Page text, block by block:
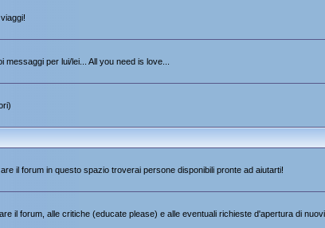
per lui/lei... All you need is love...
il forum in questo spazio troverai persone disponibili pronte ad aiutarti!
il forum, alle critiche (educate please) e alle eventuali richieste d'apertura di